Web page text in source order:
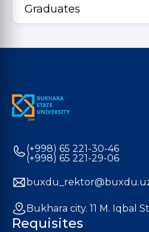
Graduates
(+998) 65 221-30-46
(+998) 65 221-29-06
Bukhara city. 11 M. Iqbal
Requisites